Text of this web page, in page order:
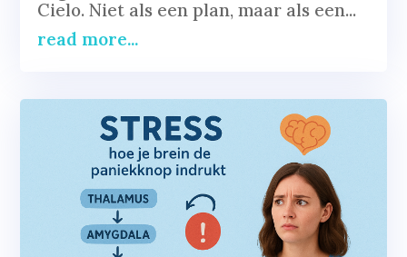
Cielo. Niet als een plan, maar als een...
read more...